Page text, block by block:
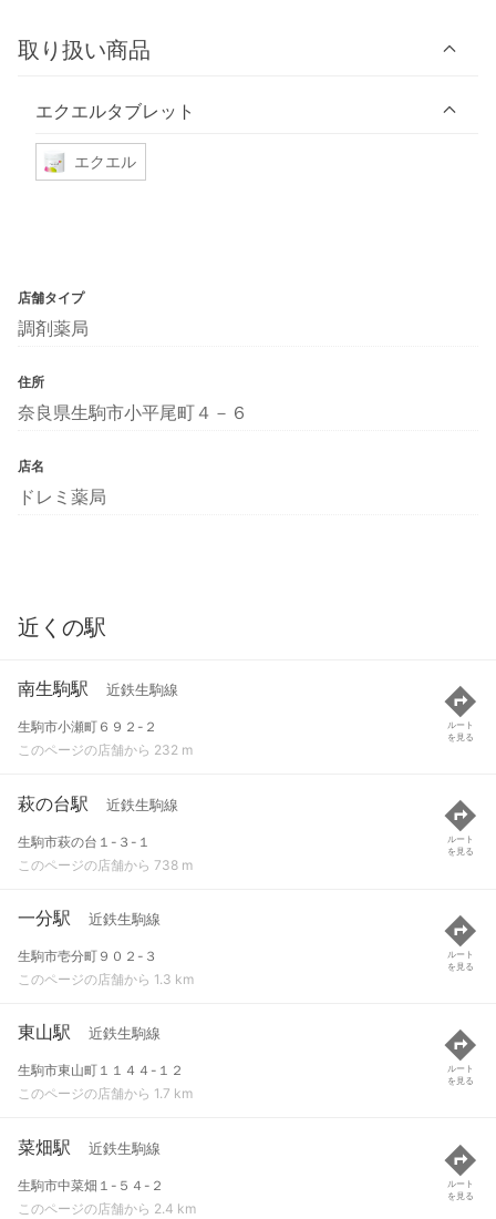
取り扱い商品
エクエルタブレット
エクエル
店舗タイプ
調剤薬局
住所
奈良県生駒市小平尾町４－６
店名
ドレミ薬局
近くの駅
南生駒駅 近鉄生駒線
生駒市小瀬町６９２-２
このページの店舗から 232 m
ルート
を見る
萩の台駅 近鉄生駒線
生駒市萩の台１-３-１
このページの店舗から 738 m
ルート
を見る
一分駅 近鉄生駒線
生駒市壱分町９０２-３
このページの店舗から 1.3 km
ルート
を見る
東山駅 近鉄生駒線
生駒市東山町１１４４-１２
このページの店舗から 1.7 km
ルート
を見る
菜畑駅 近鉄生駒線
生駒市中菜畑１-５４-２
このページの店舗から 2.4 km
ルート
を見る